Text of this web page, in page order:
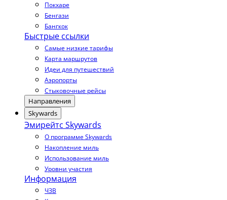
Покхаре
Бенгази
Бангкок
Быстрые ссылки
Самые низкие тарифы
Карта маршрутов
Идеи для путешествий
Аэропорты
Стыковочные рейсы
Направления
Skywards
Эмирейтс Skywards
О программе Skywards
Накопление миль
Использование миль
Уровни участия
Информация
ЧЗВ